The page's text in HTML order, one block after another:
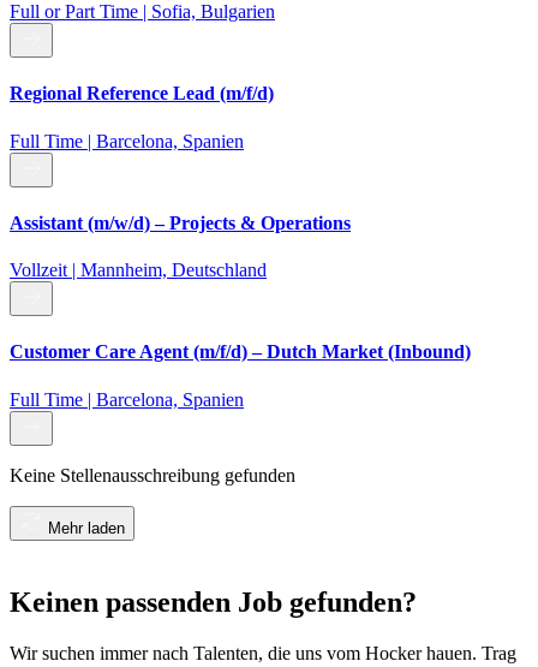
Full or Part Time | Sofia, Bulgarien
Regional Reference Lead (m/f/d)
Full Time | Barcelona, Spanien
Assistant (m/w/d) – Projects & Operations
Vollzeit | Mannheim, Deutschland
Customer Care Agent (m/f/d) – Dutch Market (Inbound)
Full Time | Barcelona, Spanien
Keine Stellenausschreibung gefunden
Mehr laden
Keinen passenden Job gefunden?
Wir suchen immer nach Talenten, die uns vom Hocker hauen. Trag